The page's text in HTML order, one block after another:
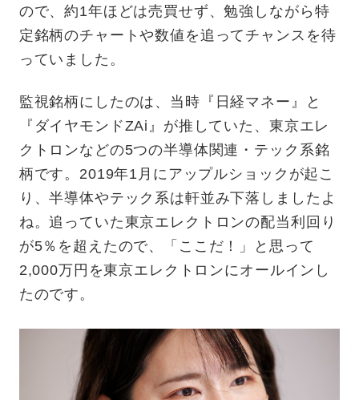
ので、約1年ほどは売買せず、勉強しながら特
定銘柄のチャートや数値を追ってチャンスを待
っていました。
監視銘柄にしたのは、当時『日経マネー』と
『ダイヤモンドZAi』が推していた、東京エレ
クトロンなどの5つの半導体関連・テック系銘
柄です。2019年1月にアップルショックが起こ
り、半導体やテック系は軒並み下落しましたよ
ね。追っていた東京エレクトロンの配当利回り
が5％を超えたので、「ここだ！」と思って
2,000万円を東京エレクトロンにオールインし
たのです。